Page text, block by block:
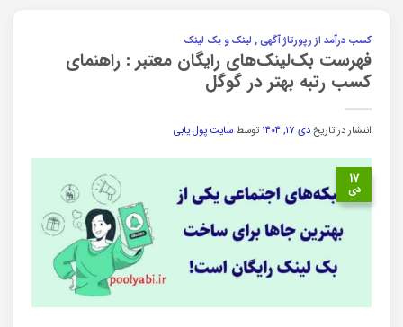
کسب درآمد از رپورتاژ آگهی , لینک و بک لینک
فهرست بک‌لینک‌های رایگان معتبر : راهنمای
کسب رتبه بهتر در گوگل
انتشار در تاریخدی ۱۷, ۱۴۰۴ توسط سایت پول یابی
۱۷
دی